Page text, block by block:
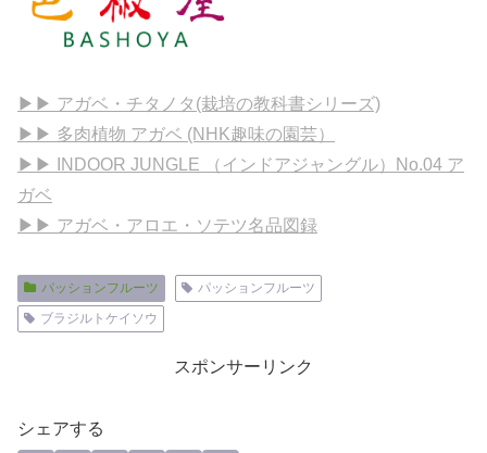
▶▶ アガベ・チタノタ(栽培の教科書シリーズ)
▶▶ 多肉植物 アガベ (NHK趣味の園芸）
▶▶ INDOOR JUNGLE （インドアジャングル）No.04 ア
ガベ
▶▶ アガベ・アロエ・ソテツ名品図録
パッションフルーツ
パッションフルーツ
ブラジルトケイソウ
スポンサーリンク
シェアする